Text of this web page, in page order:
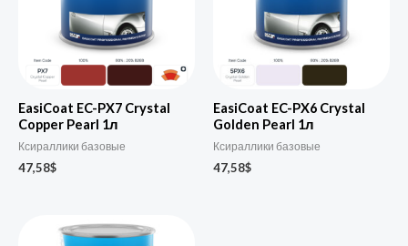
EasiCoat EC-PX7 Crystal
Copper Pearl 1л
Ксираллики базовые
47,58$
EasiCoat EC-PX6 Crystal
Golden Pearl 1л
Ксираллики базовые
47,58$